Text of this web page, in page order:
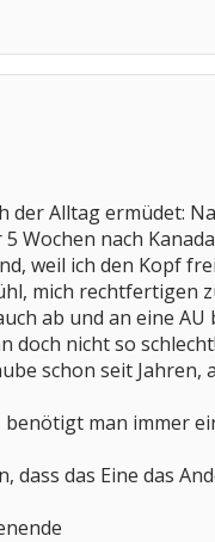
der Alltag ermüdet:
Wochen nach
weil ich den Kopf
mich rechtfertigen
ab und an eine AU
doch nicht so
schon seit
man immer
dass das Eine das